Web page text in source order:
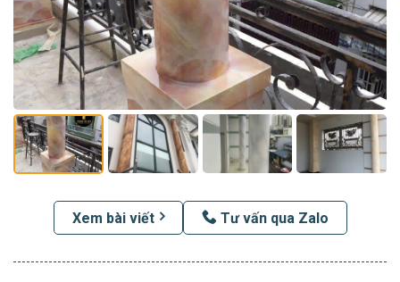
Xem bài viết Tư vấn qua Zalo